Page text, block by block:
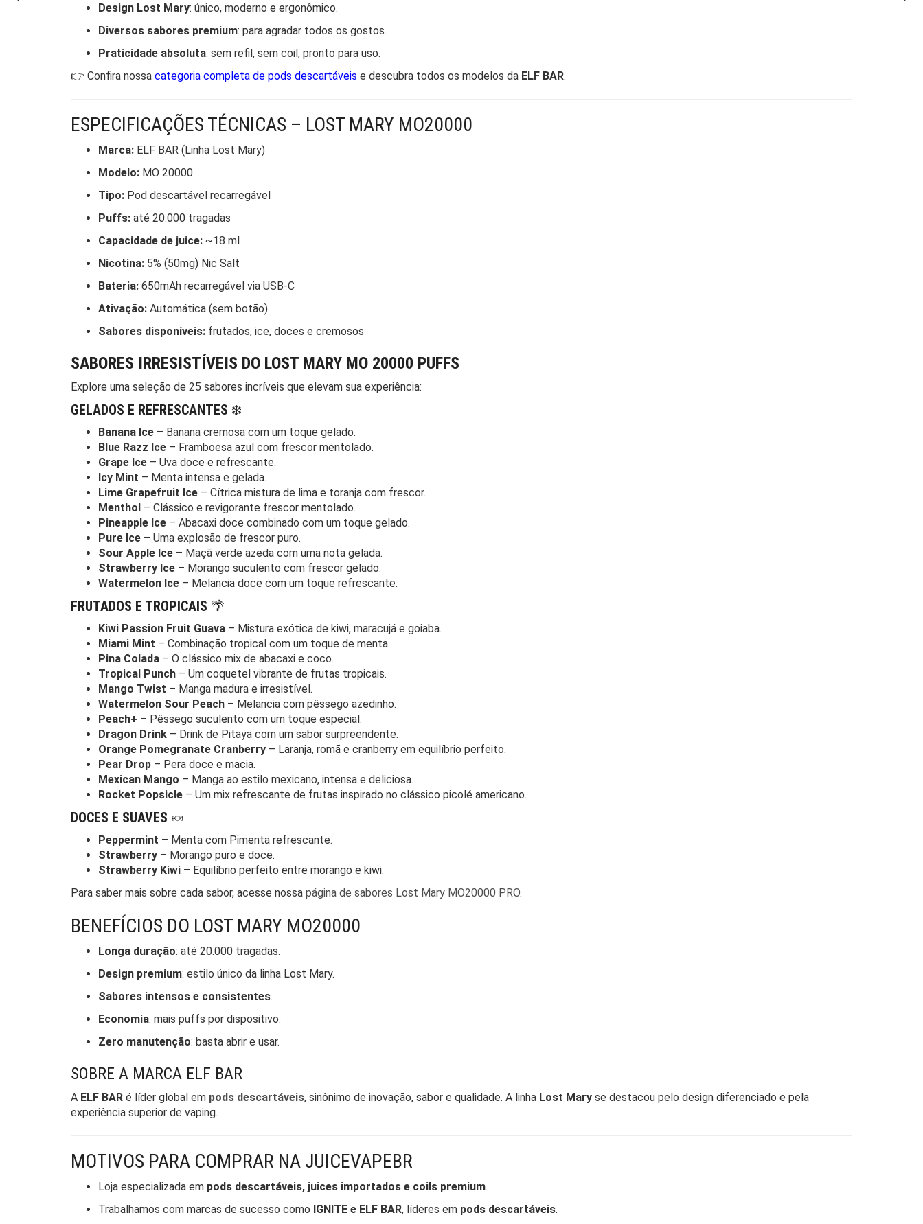
Design Lost Mary: único, moderno e ergonômico.
Diversos sabores premium: para agradar todos os gostos.
Praticidade absoluta: sem refil, sem coil, pronto para uso.
👉 Confira nossa categoria completa de pods descartáveis e descubra todos os modelos da ELF BAR.
ESPECIFICAÇÕES TÉCNICAS – LOST MARY MO20000
Marca: ELF BAR (Linha Lost Mary)
Modelo: MO 20000
Tipo: Pod descartável recarregável
Puffs: até 20.000 tragadas
Capacidade de juice: ~18 ml
Nicotina: 5% (50mg) Nic Salt
Bateria: 650mAh recarregável via USB-C
Ativação: Automática (sem botão)
Sabores disponíveis: frutados, ice, doces e cremosos
SABORES IRRESISTÍVEIS DO LOST MARY MO 20000 PUFFS
Explore uma seleção de 25 sabores incríveis que elevam sua experiência:
GELADOS E REFRESCANTES ❄️
Banana Ice – Banana cremosa com um toque gelado.
Blue Razz Ice – Framboesa azul com frescor mentolado.
Grape Ice – Uva doce e refrescante.
Icy Mint – Menta intensa e gelada.
Lime Grapefruit Ice – Cítrica mistura de lima e toranja com frescor.
Menthol – Clássico e revigorante frescor mentolado.
Pineapple Ice – Abacaxi doce combinado com um toque gelado.
Pure Ice – Uma explosão de frescor puro.
Sour Apple Ice – Maçã verde azeda com uma nota gelada.
Strawberry Ice – Morango suculento com frescor gelado.
Watermelon Ice – Melancia doce com um toque refrescante.
FRUTADOS E TROPICAIS 🌴
Kiwi Passion Fruit Guava – Mistura exótica de kiwi, maracujá e goiaba.
Miami Mint – Combinação tropical com um toque de menta.
Pina Colada – O clássico mix de abacaxi e coco.
Tropical Punch – Um coquetel vibrante de frutas tropicais.
Mango Twist – Manga madura e irresistível.
Watermelon Sour Peach – Melancia com pêssego azedinho.
Peach+ – Pêssego suculento com um toque especial.
Dragon Drink – Drink de Pitaya com um sabor surpreendente.
Orange Pomegranate Cranberry – Laranja, romã e cranberry em equilíbrio perfeito.
Pear Drop – Pera doce e macia.
Mexican Mango – Manga ao estilo mexicano, intensa e deliciosa.
Rocket Popsicle – Um mix refrescante de frutas inspirado no clássico picolé americano.
DOCES E SUAVES 🍬
Peppermint – Menta com Pimenta refrescante.
Strawberry – Morango puro e doce.
Strawberry Kiwi – Equilíbrio perfeito entre morango e kiwi.
Para saber mais sobre cada sabor, acesse nossa página de sabores Lost Mary MO20000 PRO.
BENEFÍCIOS DO LOST MARY MO20000
Longa duração: até 20.000 tragadas.
Design premium: estilo único da linha Lost Mary.
Sabores intensos e consistentes.
Economia: mais puffs por dispositivo.
Zero manutenção: basta abrir e usar.
SOBRE A MARCA ELF BAR
A ELF BAR é líder global em pods descartáveis, sinônimo de inovação, sabor e qualidade. A linha Lost Mary se destacou pelo design diferenciado e pela
experiência superior de vaping.
MOTIVOS PARA COMPRAR NA JUICEVAPEBR
Loja especializada em pods descartáveis, juices importados e coils premium.
Trabalhamos com marcas de sucesso como IGNITE e ELF BAR, líderes em pods descartáveis.